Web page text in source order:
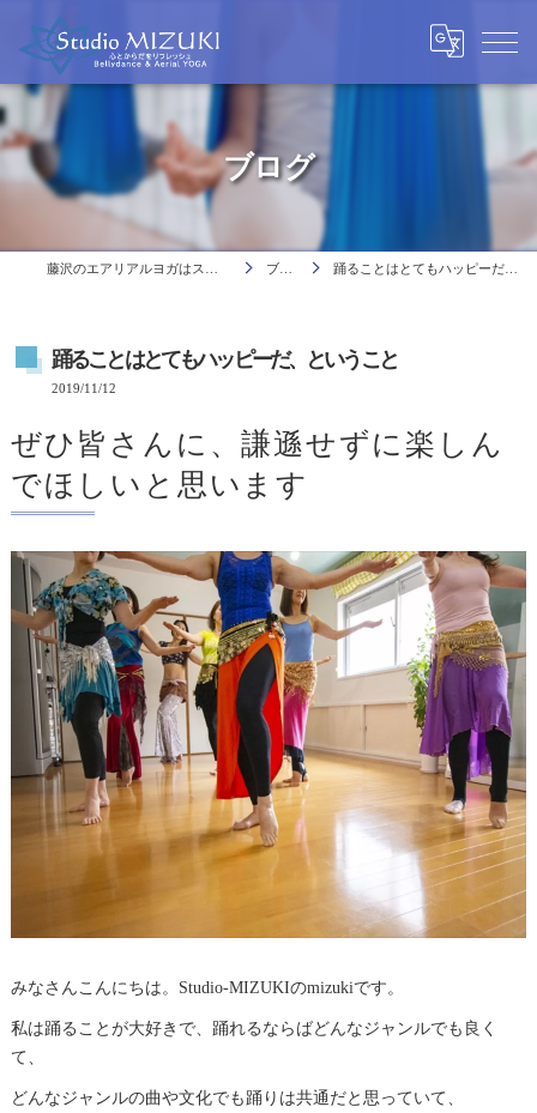
ブログ
ブログ 踊ることはとてもハッピーだ、ということ
踊ることはとてもハッピーだ、ということ
2019/11/12
ぜひ皆さんに、謙遜せずに楽しん
でほしいと思います
みなさんこんにちは。Studio-MIZUKIのmizukiです。
私は踊ることが大好きで、踊れるならばどんなジャンルでも良く
て、
どんなジャンルの曲や文化でも踊りは共通だと思っていて、